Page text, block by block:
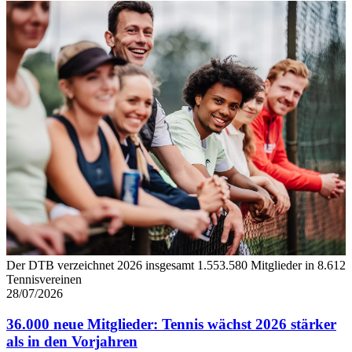
angepasst werden.
Der DTB verzeichnet 2026 insgesamt 1.553.580 Mitglieder in 8.612
Tennisvereinen
28/07/2026
36.000 neue Mitglieder: Tennis wächst 2026 stärker
als in den Vorjahren